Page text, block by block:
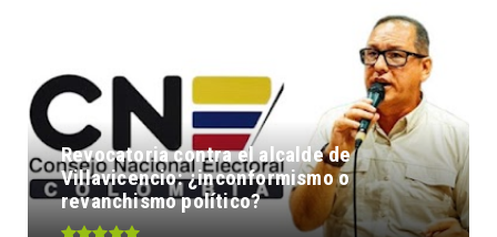
Revocatoria contra el alcalde de
Villavicencio: ¿inconformismo o
revanchismo político?